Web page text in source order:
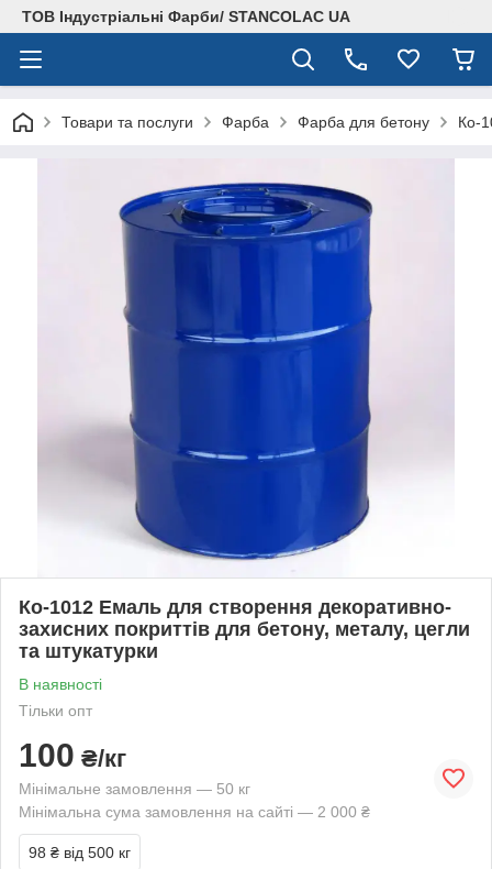
ТОВ Індустріальні Фарби/ STANCOLAC UA
Товари та послуги Фарба Фарба для бетону Ко-
Ко-1012 Емаль для створення декоративно-
захисних покриттів для бетону, металу, цегли
та штукатурки
В наявності
Тільки опт
100 ₴/кг
Мінімальне замовлення — 50 кг
Мінімальна сума замовлення на сайті — 2 000 ₴
98 ₴ від 500 кг